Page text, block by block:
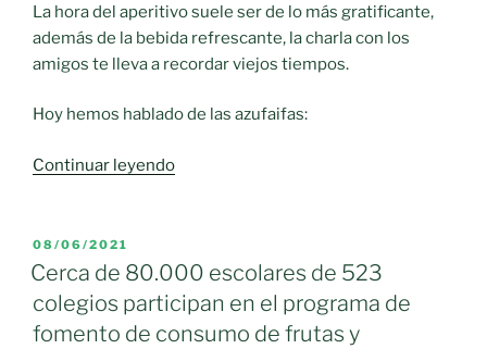
más
de
76.100,
el
leche
La hora del aperitivo suele ser de lo más gratificante,
además de la bebida refrescante, la charla con los
amigos te lleva a recordar viejos tiempos.
Hoy hemos hablado de las azufaifas:
Continuar leyendo«Frutas
La
Azufaifa»
PUBLICADO
EL
08/06/2021
Cerca de 80.000 escolares de 523
colegios participan en el programa de
fomento de consumo de frutas y